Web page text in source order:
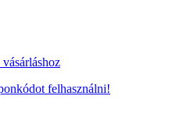
felhasználni!